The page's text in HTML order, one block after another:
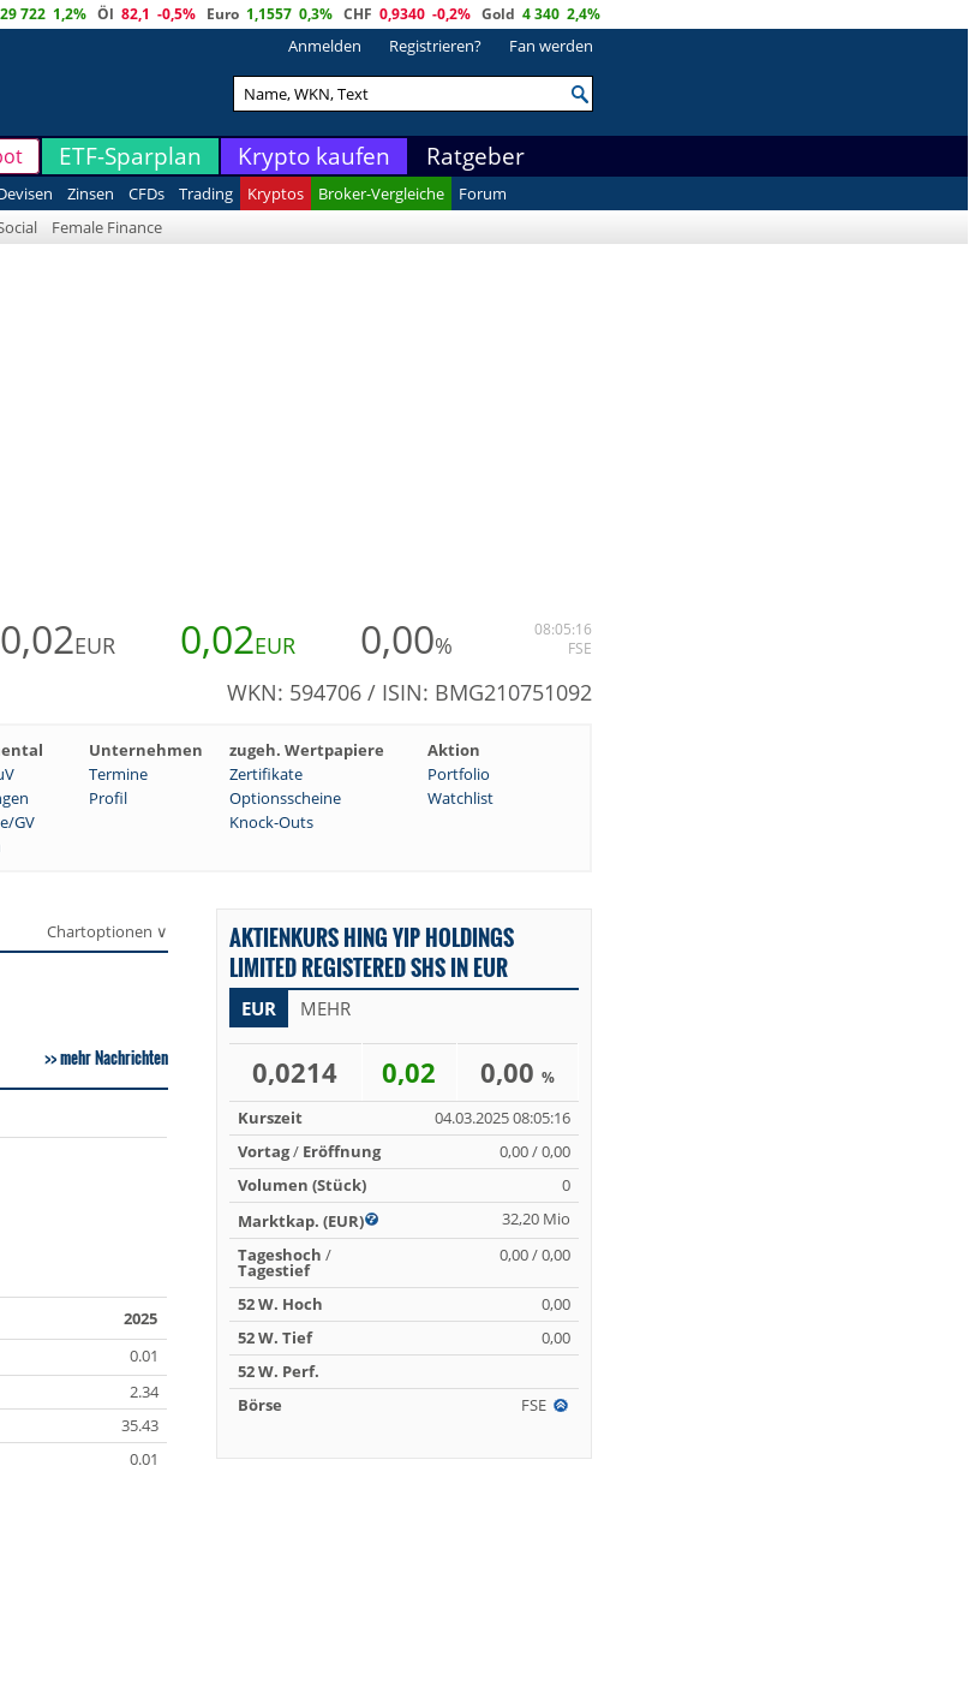
29 722 1,2% Öl 82,1 -0,5% Euro 1,1557 0,3% CHF 0,9340 -0,2% Gold 4 340 2,4%
Anmelden Registrieren? Fan werden
ETF-Sparplan Krypto kaufen Ratgeber
Zinsen CFDs Trading Kryptos Broker-Vergleiche
Forum
Female Finance
0,02EUR 0,02EUR 0,00%
08:05:16
FSE
WKN: 594706 / ISIN: BMG210751092
Unternehmen zugeh. Wertpapiere
Aktion
Termine Zertifikate
Portfolio
Profil Optionsscheine
Watchlist
GV
Knock-Outs
Chartoptionen ∨
mehr Nachrichten
2025
0.01
2.34
35.43
0.01
AKTIENKURS HING YIP HOLDINGS
LIMITED REGISTERED SHS IN EUR
EUR MEHR
0,0214 0,02 0,00 %
Kurszeit
04.03.2025 08:05:16
Vortag/ Eröffnung
0,00 / 0,00
Volumen (Stück)
0
Marktkap. (EUR)
32,20 Mio
Tageshoch /
Tagestief
0,00 / 0,00
52 W. Hoch
0,00
52 W. Tief
0,00
52 W. Perf.
Börse
FSE